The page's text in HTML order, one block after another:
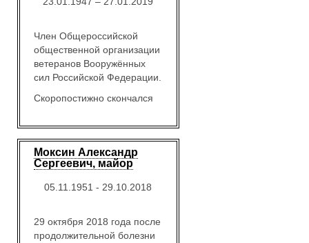
Член Общероссийской
общественной организации
ветеранов Вооружённых
сил Российской Федерации.
Скоропостижно скончался
Моксин Александр
Сергеевич, майор
05.11.1951 - 29.10.2018
29 октября 2018 года после
продолжительной болезни